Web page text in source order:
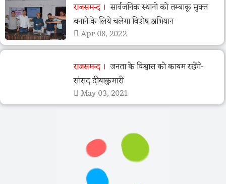
राजसमन्द
सार्वजनिक स्थानो को तम्बाकू मुक्त
बनाने के लिये चलेगा विशेष अभियान
Apr 08, 2022
राजसमन्द
जनता के विश्वास को कायम रखेंगे-
सांसद दीयाकुमारी
May 03, 2021